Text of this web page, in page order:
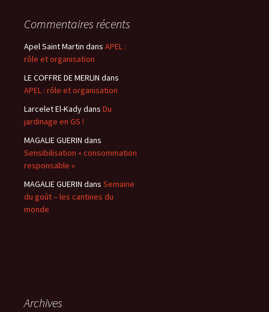
Commentaires récents
Apel Saint Martin dans APEL :
rôle et organisation
LE COFFRE DE MERLIN dans
APEL : rôle et organisation
Larcelet El-Kadydans Du
jardinage en GS !
MAGALIE GUERIN dans
Sensibilisation « consommation
responsable »
MAGALIE GUERIN dans Semaine
du goût – les cantines du
monde
Archives